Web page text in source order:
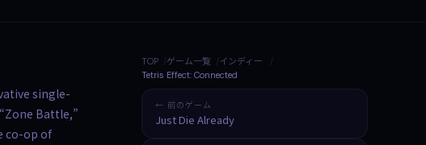
single-
Battle,”
co-op of
TOP ゲーム一覧
インディー
Tetris Effect: Connected
← 前のゲーム
Just Die Already